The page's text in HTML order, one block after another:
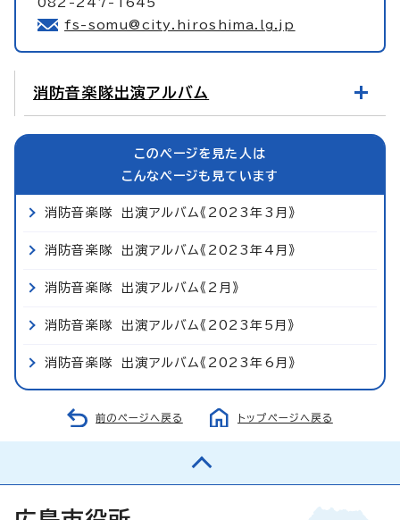
fs-somu@city.hiroshima.lg.jp
消防音楽隊出演アルバム
このページを見た人は
こんなページも見ています
消防音楽隊 出演アルバム《2023年3月》
消防音楽隊 出演アルバム《2023年4月》
消防音楽隊 出演アルバム《2月》
消防音楽隊 出演アルバム《2023年5月》
消防音楽隊 出演アルバム《2023年6月》
前のページへ戻る トップページへ戻る